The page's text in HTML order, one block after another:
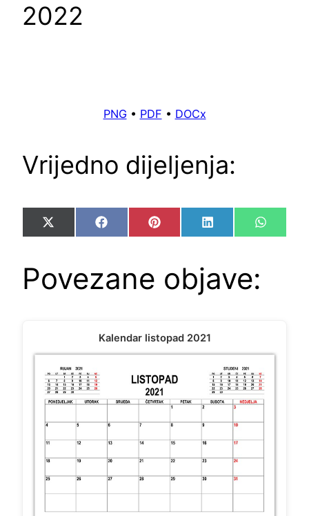
2022
PNG • PDF • DOCx
Vrijedno dijeljenja:
Share
on
X
(Twitter)
Share
on
FacebookShare
on
Pinterest Share
on
LinkedIn Share
on
Povezane objave:
Kalendar listopad 2021